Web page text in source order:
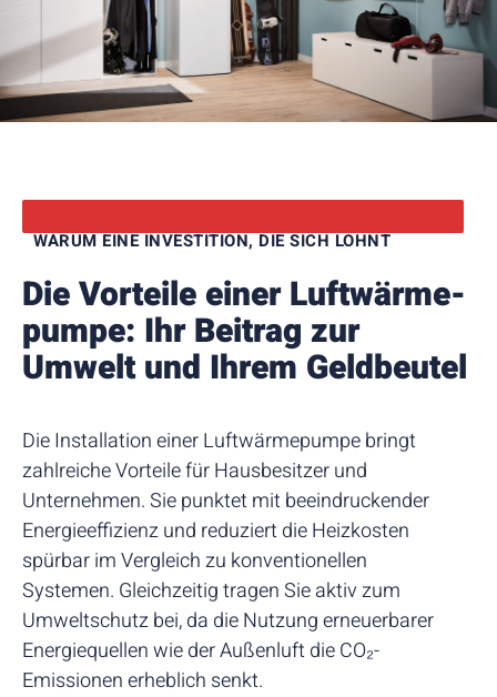
WARUM EINE INVESTITION, DIE SICH LOHNT
Die Vorteile einer Luftwärme­
pumpe: Ihr Beitrag zur
Umwelt und Ihrem Geldbeutel
Die Installation einer Luftwärmepumpe bringt
zahlreiche Vorteile für Hausbesitzer und
Unternehmen. Sie punktet mit beeindruckender
Energieeffizienz und reduziert die Heizkosten
spürbar im Vergleich zu konventionellen
Systemen. Gleichzeitig tragen Sie aktiv zum
Umweltschutz bei, da die Nutzung erneuerbarer
Energiequellen wie der Außenluft die CO₂-
Emissionen erheblich senkt.